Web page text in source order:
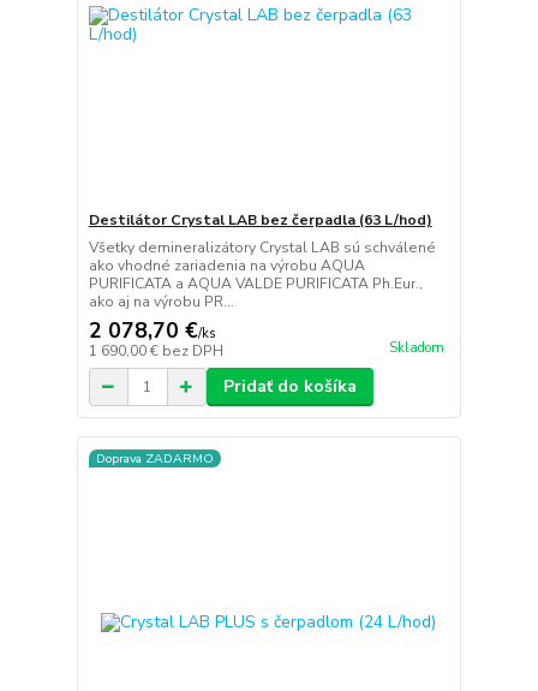
Destilátor Crystal LAB bez čerpadla (63 L/hod)
Všetky demineralizátory Crystal LAB sú schválené
ako vhodné zariadenia na výrobu AQUA
PURIFICATA a AQUA VALDE PURIFICATA Ph.Eur.,
ako aj na výrobu PR...
2 078,70 €/ks
1 690,00 € bez DPH Skladom
Pridať do košíka
Doprava ZADARMO